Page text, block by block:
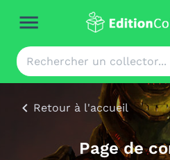
Retour à l'accueil
Page de